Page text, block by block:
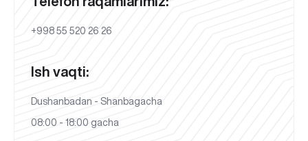
+998 55 520 26 26
Ish vaqti:
Dushanbadan - Shanbagacha
08:00 - 18:00 gacha